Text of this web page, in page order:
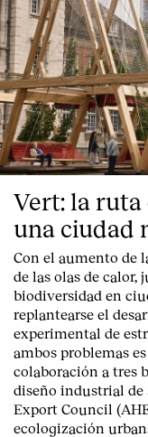
Vert: la
una ciudad
Con el aumento de
de las olas de
biodiversidad en
replantearse el
experimental de
ambos problemas
colaboración a tres
diseño industrial de
Export Council
ecologización